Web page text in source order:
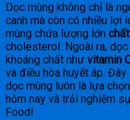
Dọc mùng không chỉ là
canh mà còn có nhiều lợi
mùng chứa lượng lớn
cholesterol. Ngoài ra,
khoáng chất như vitamin
và điều hòa huyết áp.
dọc mùng luôn là lựa
hôm nay và trải nghiệm
Food!